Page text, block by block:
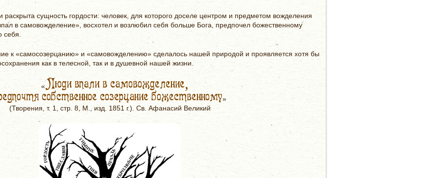
раскрыта сущность гордости: человек, для которого доселе центром и предметом вожделения
в самовожделение», восхотел и возлюбил себя больше Бога, предпочел божественному
себя.
к «самосозерцанию» и «самовожделению» сделалось нашей природой и проявляется хотя бы
как в телесной, так и в душевной нашей жизни.
«Люди впали в самовожделение,
собственное созерцание божественному»
(Творения, т. 1, стр. 8, М., изд. 1851 г.). Св. Афанасий Великий